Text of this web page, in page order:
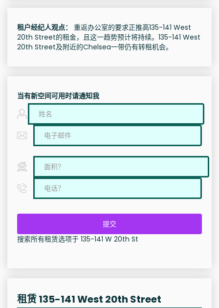
租户经纪人观点：
重返办公室的要求正推高135-141 West
20th Street的租金，且这一趋势预计将持续。135-141 West
20th Street及附近的Chelsea一带仍有转租机会。
当有新空间可用时请通知我
提交
搜索所有租赁选项于 135-141 W 20th St
租赁 135-141 West 20th Street